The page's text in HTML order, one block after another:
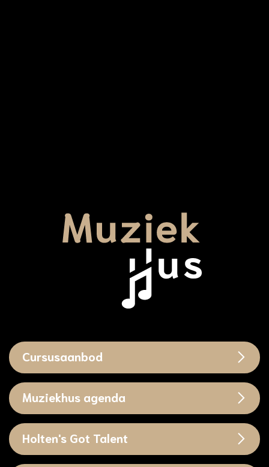
Cursusaanbod
Muziekhus agenda
Holten's Got Talent